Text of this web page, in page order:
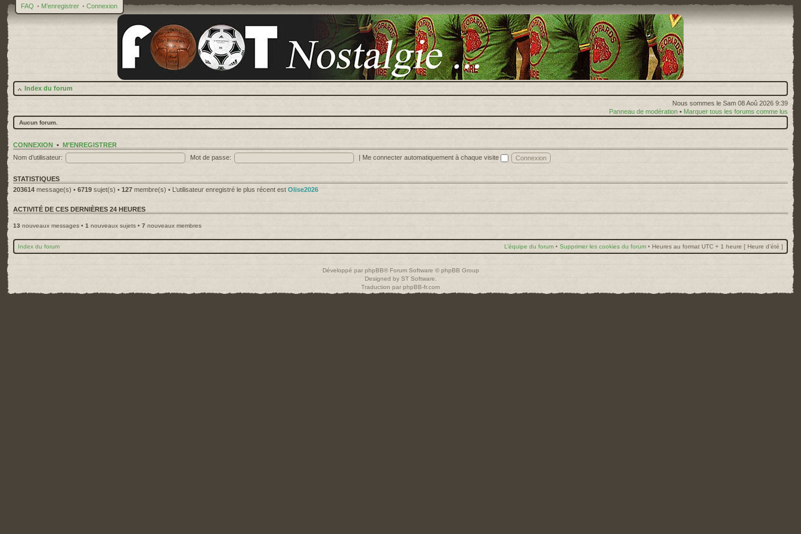
FAQ • M’enregistrer • Connexion
Index du forum
Nous sommes le Sam 08 Aoû 2026 9:39
Panneau de modération • Marquer tous les forums comme lus
Aucun forum.
CONNEXION • M’ENREGISTRER
Nom d’utilisateur:
Mot de passe: | Me connecter automatiquement à chaque visite
STATISTIQUES
203614 message(s) • 6719 sujet(s) • 127 membre(s) • L’utilisateur enregistré le plus récent est Olise2026
ACTIVITÉ DE CES DERNIÈRES 24 HEURES
13 nouveaux messages • 1 nouveaux sujets • 7 nouveaux membres
Index du forum L’équipe du forum • Supprimer les cookies du forum • Heures au format UTC + 1 heure [ Heure d’été ]
Développé par phpBB® Forum Software © phpBB Group
Designed by ST Software
Traduction par phpBB-fr.com